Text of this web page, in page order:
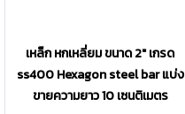
เหล็ก หกเหลี่ยม ขนาด 2" เกรด
ss400 Hexagon steel bar แบ่ง
ขายความยาว 10 เซนติเมตร